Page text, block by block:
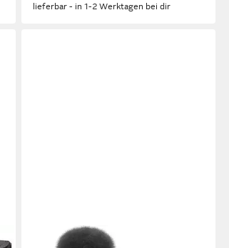
lieferbar - in 1-2 Werktagen bei dir
SONY